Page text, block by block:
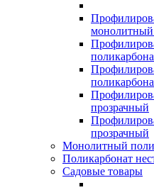
прозрачный
прозрачный
Монолитный
Поликарбонат
Садовые товары